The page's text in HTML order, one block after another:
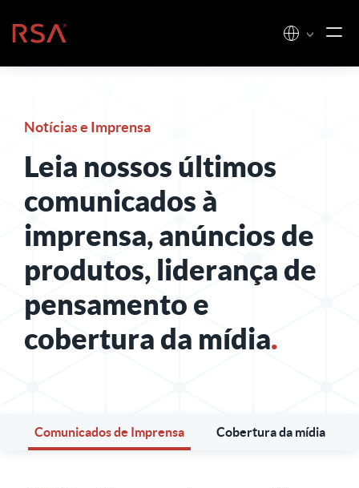
Início
Notícias e Imprensa
Leia nossos últimos
comunicados à
imprensa, anúncios de
produtos, liderança de
pensamento e
cobertura da mídia.
Comunicados de Imprensa Cobertura da mídia